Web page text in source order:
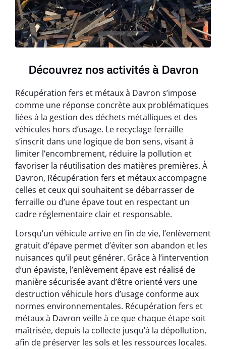
Découvrez nos activités à Davron
Récupération fers et métaux à Davron s’impose
comme une réponse concrète aux problématiques
liées à la gestion des déchets métalliques et des
véhicules hors d’usage. Le recyclage ferraille
s’inscrit dans une logique de bon sens, visant à
limiter l’encombrement, réduire la pollution et
favoriser la réutilisation des matières premières. À
Davron, Récupération fers et métaux accompagne
celles et ceux qui souhaitent se débarrasser de
ferraille ou d’une épave tout en respectant un
cadre réglementaire clair et responsable.
Lorsqu’un véhicule arrive en fin de vie, l’enlèvement
gratuit d’épave permet d’éviter son abandon et les
nuisances qu’il peut générer. Grâce à l’intervention
d’un épaviste, l’enlèvement épave est réalisé de
manière sécurisée avant d’être orienté vers une
destruction véhicule hors d’usage conforme aux
normes environnementales. Récupération fers et
métaux à Davron veille à ce que chaque étape soit
maîtrisée, depuis la collecte jusqu’à la dépollution,
afin de préserver les sols et les ressources locales.